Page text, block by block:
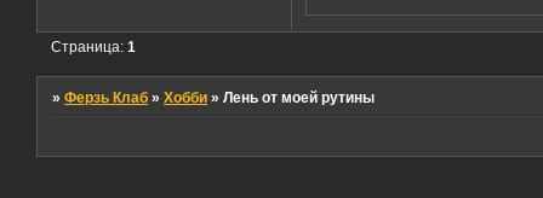
Страница:1
»Ферзь Клаб »Хобби »Лень от моей рутины